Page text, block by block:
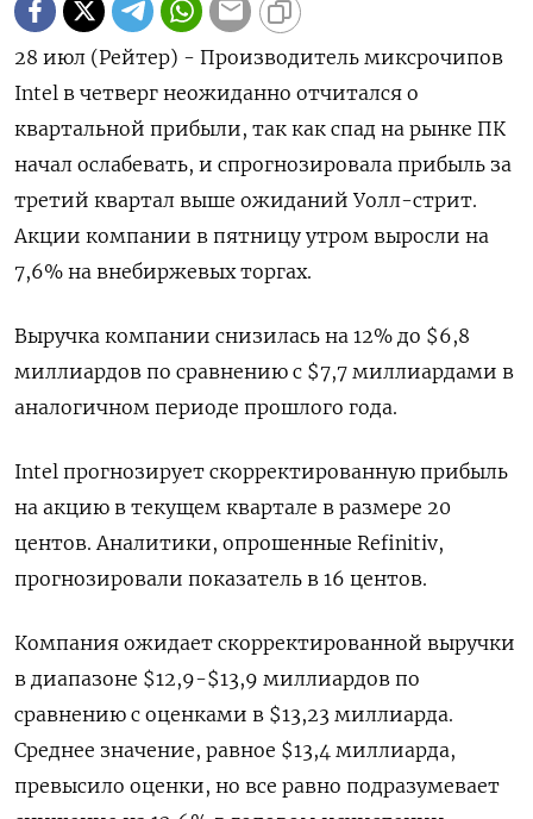
28 июл (Рейтер) - Производитель миксрочипов
Intel в четверг неожиданно отчитался о
квартальной прибыли, так как спад на рынке ПК
начал ослабевать, и спрогнозировала прибыль за
третий квартал выше ожиданий Уолл-стрит.
Акции компании в пятницу утром выросли на
7,6% на внебиржевых торгах.
Выручка компании снизилась на 12% до $6,8
миллиардов по сравнению с $7,7 миллиардами в
аналогичном периоде прошлого года.
Intel прогнозирует скорректированную прибыль
на акцию в текущем квартале в размере 20
центов. Аналитики, опрошенные Refinitiv,
прогнозировали показатель в 16 центов.
Компания ожидает скорректированной выручки
в диапазоне $12,9-$13,9 миллиардов по
сравнению с оценками в $13,23 миллиарда.
Среднее значение, равное $13,4 миллиарда,
превысило оценки, но все равно подразумевает